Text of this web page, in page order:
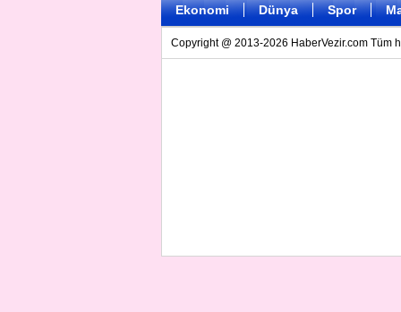
Ekonomi Dünya Spor
Copyright @ 2013-2026 HaberVezir.com Tüm